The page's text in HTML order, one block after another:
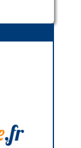
Mont
Ville
Labastide